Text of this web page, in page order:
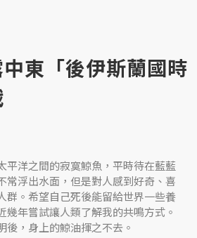
東「後伊斯蘭國時
平洋之間的寂寞鯨魚，平時待在藍藍
常浮出水面，但是對人感到好奇、喜
群。希望自己死後能留給世界一些養
幾年嘗試讓人類了解我的共鳴方式。
後，身上的鯨油揮之不去。